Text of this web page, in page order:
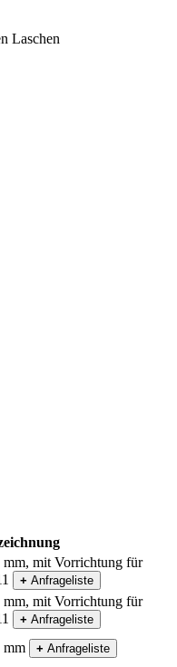
Laschen
mm, mit Vorrichtung für
+ Anfrageliste
mm, mit Vorrichtung für
+ Anfrageliste
mm + Anfrageliste